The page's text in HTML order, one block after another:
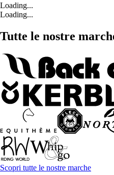
Loading...
Loading...
Tutte le nostre
Scopri tutte le nostre marche